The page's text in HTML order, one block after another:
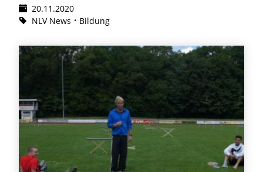
20.11.2020
NLV News
Bildung